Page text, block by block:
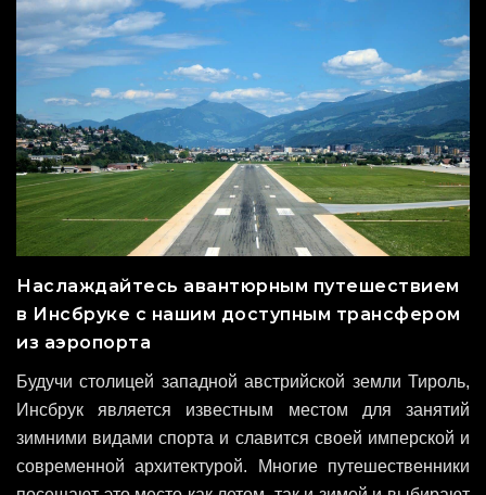
Наслаждайтесь авантюрным путешествием
в Инсбруке с нашим доступным трансфером
из аэропорта
Будучи столицей западной австрийской земли Тироль,
Инсбрук является известным местом для занятий
зимними видами спорта и славится своей имперской и
современной архитектурой. Многие путешественники